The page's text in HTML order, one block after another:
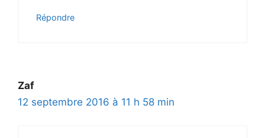
Répondre
Zaf
12 septembre 2016 à 11 h 58 min